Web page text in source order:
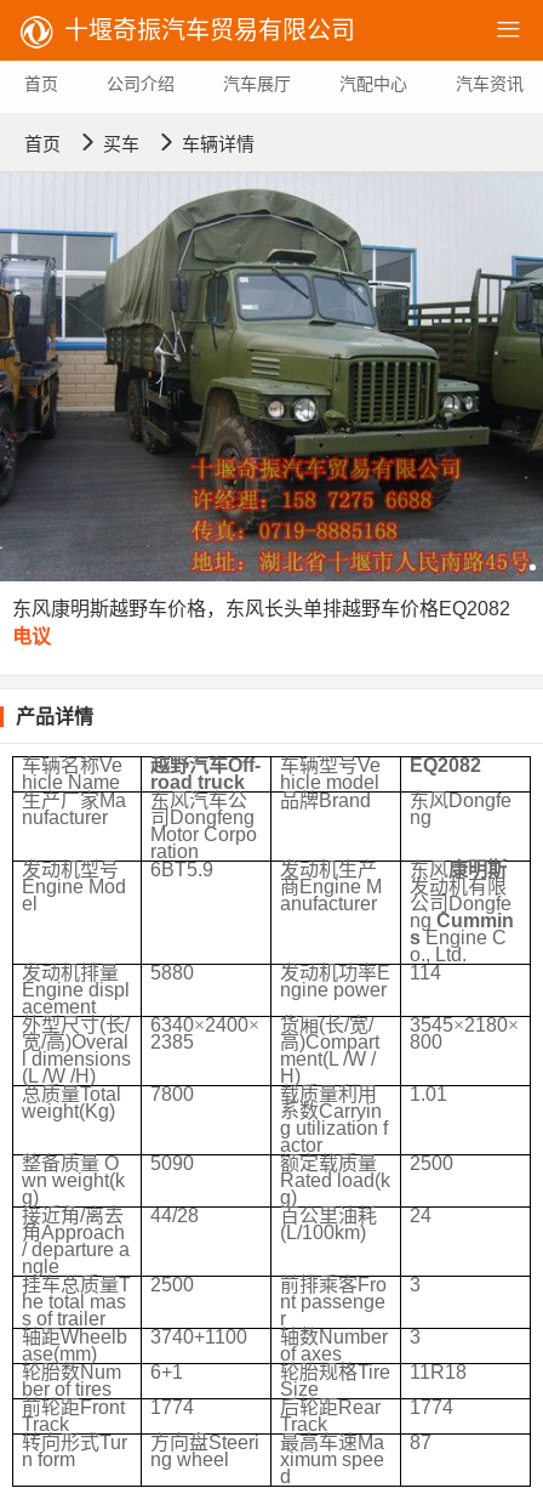
十堰奇振汽车贸易有限公司 
首页 公司介绍 汽车展厅 汽配中心 汽车资讯
首页  买车  车辆详情
东风康明斯越野车价格，东风长头单排越野车价格EQ2082
电议
产品详情
车辆名称Ve
hicle Name
越野汽车Off-
road truck
车辆型号Ve
hicle model
EQ2082
生产厂家Ma
nufacturer
东风汽车公
司 Dongfeng
Motor Corpo
ration
品牌Brand 东风Dongfe
ng
发动机型号
Engine Mod
el
6BT5.9
发动机生产
商Engine M
anufacturer
东风康明斯
发动机有限
公司 Dongfe
ngCummin
sEngine C
o., Ltd.
发动机排量
Engine displ
acement
5880 发动机功率E
ngine power
114
外型尺寸(长/
宽/高)Overal
l dimensions
(L /W /H)
6340×2400×
2385
货厢(长/宽/
高)Compart
ment(L /W /
H)
3545×2180×
800
总质量Total
weight(Kg)
7800
载质量利用
系数Carryin
g utilization f
actor
1.01
整备质量 O
wn weight(k
g)
5090
额定载质量
Rated load(k
g)
2500
接近角/离去
角Approach
/ departure a
ngle
44/28
百公里油耗
(L/100km)
24
挂车总质量T
he total mas
s of trailer
2500 前排乘客Fro
nt passenge
r
3
轴距Wheelb
ase(mm)
3740+1100 轴数Number
of axes
3
轮胎数Num
ber of tires
6+1 轮胎规格Tire
Size
11R18
前轮距Front
Track
1774 后轮距Rear
Track
1774
转向形式Tur
n form
方向盘Steeri
ng wheel
最高车速Ma
ximum spee
d
87